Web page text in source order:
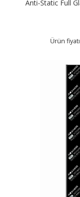
Anti-Static Full
Ürün